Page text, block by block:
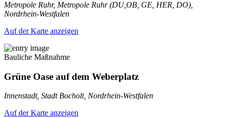
Metropole Ruhr, Metropole Ruhr (DU,OB, GE, HER, DO),
Nordrhein-Westfalen
Auf der Karte anzeigen
Bauliche Maßnahme
Grüne Oase auf dem Weberplatz
Innenstadt, Stadt Bocholt, Nordrhein-Westfalen
Auf der Karte anzeigen